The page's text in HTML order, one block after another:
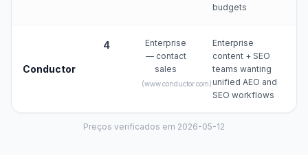
budgets
Conductor
4
Enterprise
— contact
sales
(www.conductor.com)
Enterprise
content + SEO
teams wanting
unified AEO and
SEO workflows
Preços verificados em 2026-05-12